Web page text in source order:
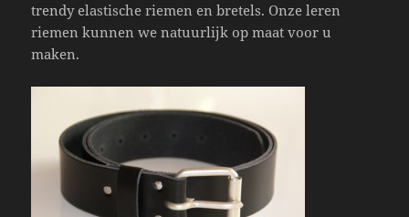
trendy elastische riemen en bretels. Onze leren
riemen kunnen we natuurlijk op maat voor u
maken.